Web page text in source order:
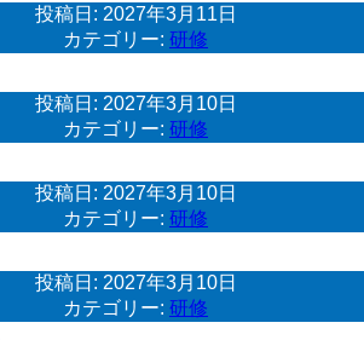
投稿日: 2027年3月11日
カテゴリー: 研修
投稿日: 2027年3月10日
カテゴリー: 研修
投稿日: 2027年3月10日
カテゴリー: 研修
投稿日: 2027年3月10日
カテゴリー: 研修